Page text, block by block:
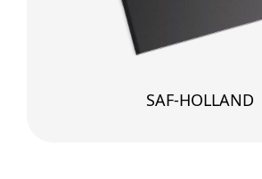
SAF-HOLLAND